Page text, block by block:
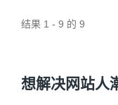
结果 1 - 9 的 9
想解决网站人